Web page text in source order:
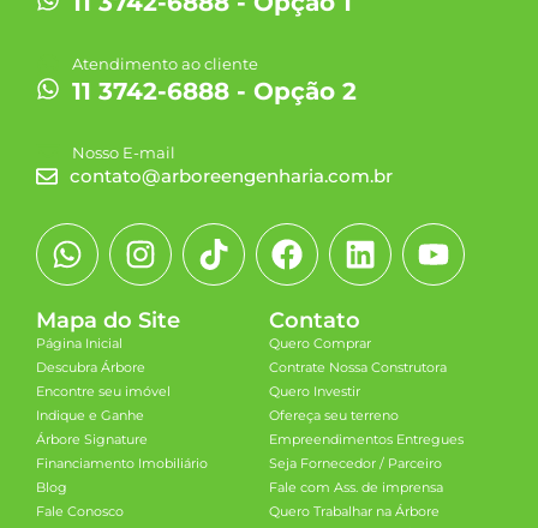
Atendimento ao cliente
11 3742-6888 - Opção 2
Nosso E-mail
contato@arboreengenharia.com.br
Mapa do Site
Página Inicial
Descubra Árbore
Encontre seu imóvel
Indique e Ganhe
Árbore Signature
Financiamento Imobiliário
Blog
Fale Conosco
Contato
Quero Comprar
Contrate Nossa Construtora
Quero Investir
Ofereça seu terreno
Empreendimentos Entregues
Seja Fornecedor / Parceiro
Fale com Ass. de imprensa
Quero Trabalhar na Árbore